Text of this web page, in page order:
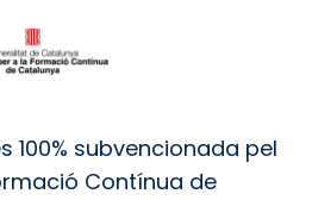
100% subvencionada pel
Contínua de